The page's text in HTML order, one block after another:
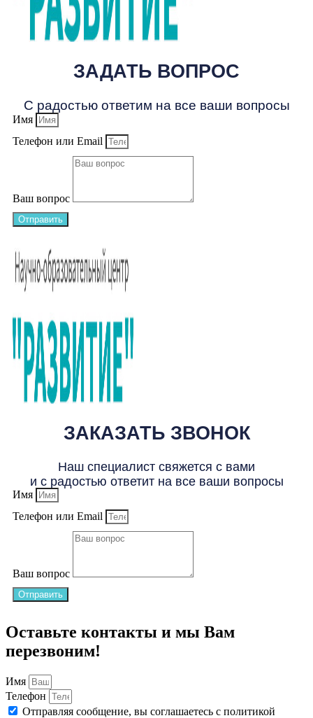
ЗАДАТЬ ВОПРОС
С радостью ответим на все ваши вопросы
Имя
Телефон или Email
Ваш вопрос
Отправить
ЗАКАЗАТЬ ЗВОНОК
Наш специалист свяжется с вами
и с радостью ответит на все ваши вопросы
Имя
Телефон или Email
Ваш вопрос
Отправить
Оставьте контакты и мы Вам
перезвоним!
Имя
Телефон
Отправляя сообщение, вы соглашаетесь с политикой